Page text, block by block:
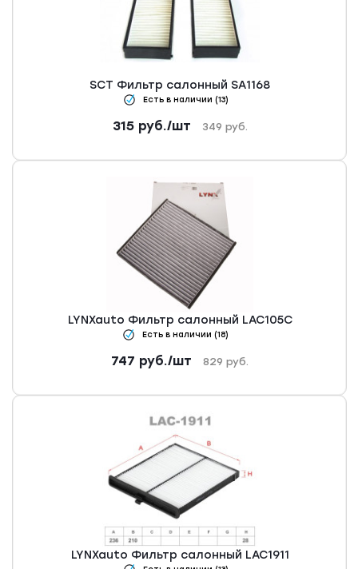
SCT Фильтр салонный SA1168
Есть в наличии (13)
315руб./шт 349 руб.
LYNXauto Фильтр салонный LAC105C
Есть в наличии (18)
747 руб./шт 829 руб.
LYNXauto Фильтр салонный LAC1911